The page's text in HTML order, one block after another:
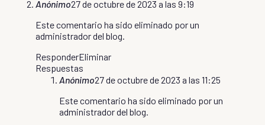
Anónimo27 de octubre de 2023 a las 9:19
Este comentario ha sido eliminado por un
administrador del blog.
ResponderEliminar
Respuestas
Anónimo27 de octubre de 2023 a las 11:25
Este comentario ha sido eliminado por un
administrador del blog.